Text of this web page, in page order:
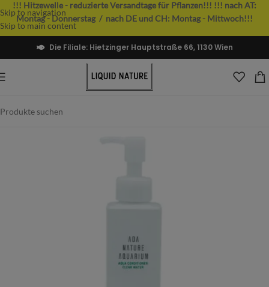
Skip to navigation
Skip to main content
!!! Hitzewelle - reduzierte Versandtage für Pflanzen!!! !!! nach AT:
Montag - Donnerstag / nach DE und CH: Montag - Mittwoch!!!
Die Filiale: Hietzinger Hauptstraße 66, 1130 Wien